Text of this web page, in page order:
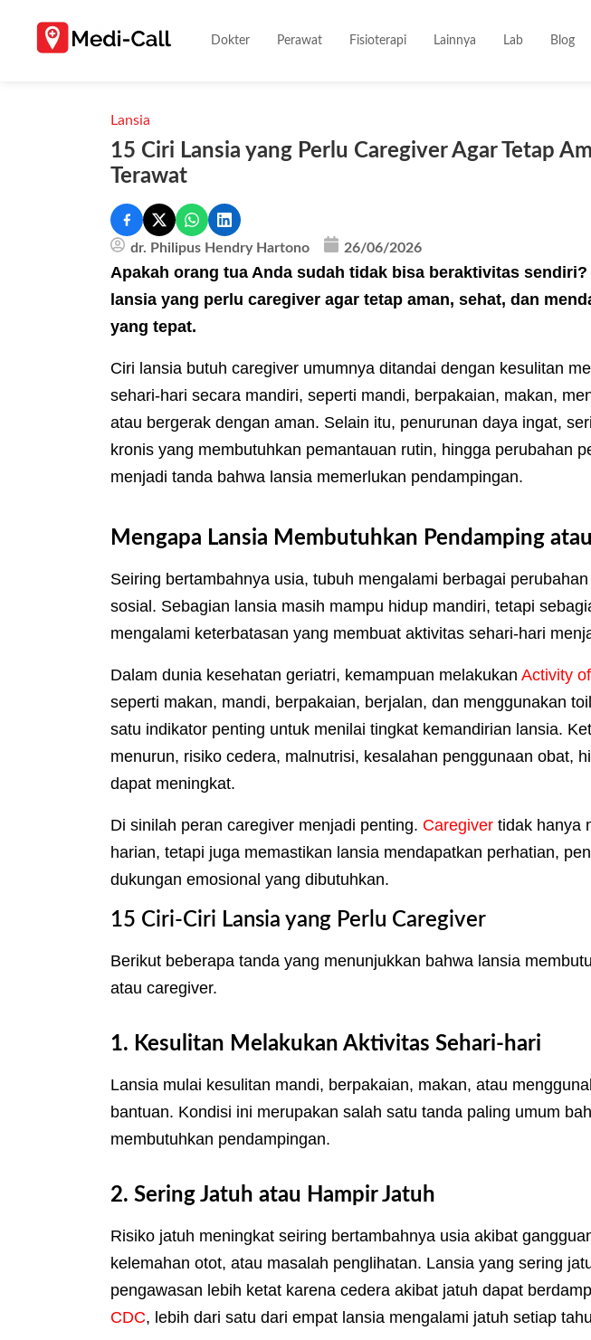
Dokter Perawat Fisioterapi Lainnya Lab Blog
Lansia
15 Ciri Lansia yang Perlu Caregiver Agar Tetap
Terawat
dr. Philipus Hendry Hartono 26/06/2026
Apakah orang tua Anda sudah tidak bisa beraktivitas
lansia yang perlu caregiver agar tetap aman, sehat, dan
yang tepat.
Ciri lansia butuh caregiver umumnya ditandai dengan kesulitan
sehari-hari secara mandiri, seperti mandi, berpakaian, makan,
atau bergerak dengan aman. Selain itu, penurunan daya ingat,
kronis yang membutuhkan pemantauan rutin, hingga perubahan
menjadi tanda bahwa lansia memerlukan pendampingan.
Mengapa Lansia Membutuhkan Pendamping
Seiring bertambahnya usia, tubuh mengalami berbagai
sosial. Sebagian lansia masih mampu hidup mandiri, tetapi
mengalami keterbatasan yang membuat aktivitas sehari-hari
Dalam dunia kesehatan geriatri, kemampuan melakukan Activity
seperti makan, mandi, berpakaian, berjalan, dan menggunakan
satu indikator penting untuk menilai tingkat kemandirian lansia.
menurun, risiko cedera, malnutrisi, kesalahan penggunaan obat,
dapat meningkat.
Di sinilah peran caregiver menjadi penting. Caregiver tidak hanya
harian, tetapi juga memastikan lansia mendapatkan perhatian,
dukungan emosional yang dibutuhkan.
15 Ciri-Ciri Lansia yang Perlu Caregiver
Berikut beberapa tanda yang menunjukkan bahwa lansia
atau caregiver.
1. Kesulitan Melakukan Aktivitas Sehari-hari
Lansia mulai kesulitan mandi, berpakaian, makan, atau
bantuan. Kondisi ini merupakan salah satu tanda paling umum
membutuhkan pendampingan.
2. Sering Jatuh atau Hampir Jatuh
Risiko jatuh meningkat seiring bertambahnya usia akibat
kelemahan otot, atau masalah penglihatan. Lansia yang sering
pengawasan lebih ketat karena cedera akibat jatuh dapat
CDC, lebih dari satu dari empat lansia mengalami jatuh setiap